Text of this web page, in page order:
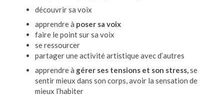
découvrir sa voix
apprendre à poser sa voix
faire le point sur sa voix
se ressourcer
partager une activité artistique avec d’autres
apprendre à gérer ses tensions et son stress,se
sentir mieux dans son corps, avoir la sensation de
mieux l’habiter